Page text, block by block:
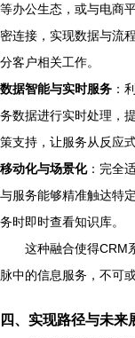
等办公生态，或与电商
密连接，实现数据与流
分客户相关工作。
数据智能与实时服务 ：
务数据进行实时处理，
策支持，让服务从反应
移动化与场景化：完全
与服务能够精准触达特
务时即时查看知识库。
这种融合使得CRM
脉中的信息服务，不可
四、实现路径与未来